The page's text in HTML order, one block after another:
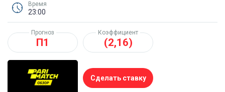
Время
23:00
Прогноз
П1
Коэффициент
(2,16)
Сделать ставку